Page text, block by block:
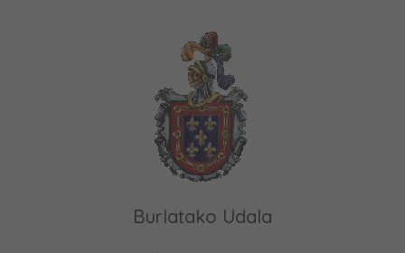
Burlatako Udala